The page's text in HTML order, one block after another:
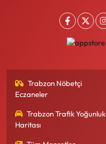
Trabzon Nöbetçi
Eczaneler
Trabzon Trafik Yoğunluk
Haritası